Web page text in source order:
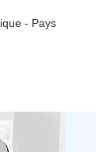
- Pays